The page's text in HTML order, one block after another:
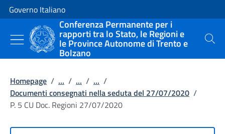
Vai al contenuto
Vai alla navigazione del sito
Governo Italiano
Conferenza Permanente per i
rapporti tra lo Stato, le Regioni e
le Province Autonome di Trento e
Bolzano
Cerca
Homepage / ... / ... / ... /
Documenti consegnati nella seduta del 27/07/2020 /
P. 5 CU Doc. Regioni 27/07/2020